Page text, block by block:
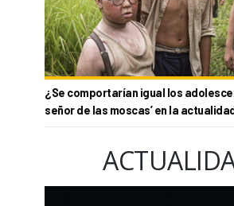
¿Se comportarían igual los
señor de las moscas’ en la